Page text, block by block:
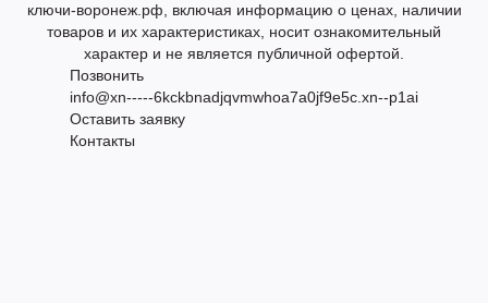
ключи-воронеж.рф, включая информацию о ценах, наличии
товаров и их характеристиках, носит ознакомительный
характер и не является публичной офертой.
Позвонить
info@xn-----6kckbnadjqvmwhoa7a0jf9e5c.xn--p1ai
Оставить заявку
Контакты